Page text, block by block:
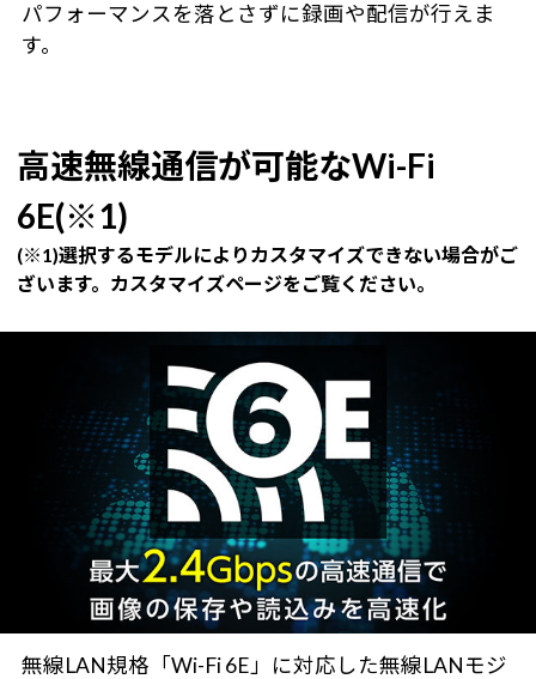
パフォーマンスを落とさずに録画や配信が行えま
す。
高速無線通信が可能なWi-Fi
6E(※1)
(※1)選択するモデルによりカスタマイズできない場合がご
ざいます。カスタマイズページをご覧ください。
無線LAN規格「Wi-Fi 6E」に対応した無線LANモジ